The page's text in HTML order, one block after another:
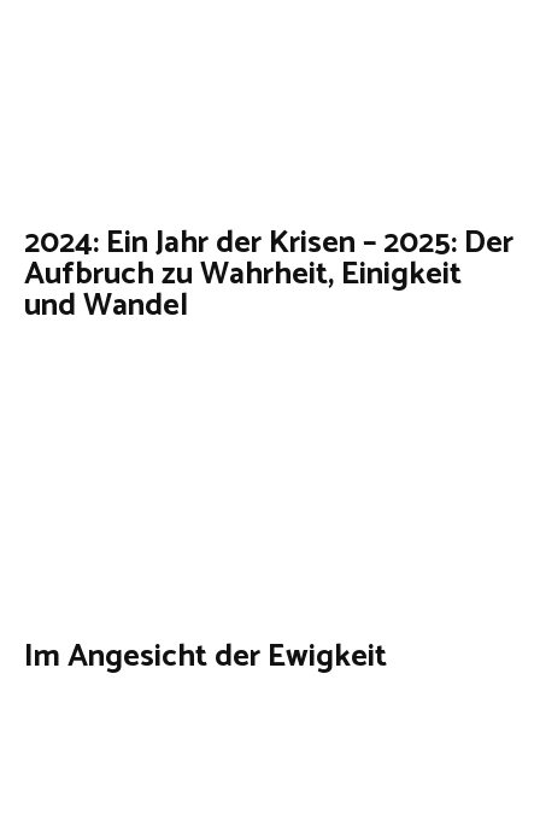
2024: Ein Jahr der Krisen – 2025: Der
Aufbruch zu Wahrheit, Einigkeit
und Wandel
Im Angesicht der Ewigkeit